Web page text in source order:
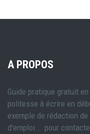
A PROPOS
Guide pratique gratuit
politesse à écrire en
exemple de rédaction
d'emploi... pour